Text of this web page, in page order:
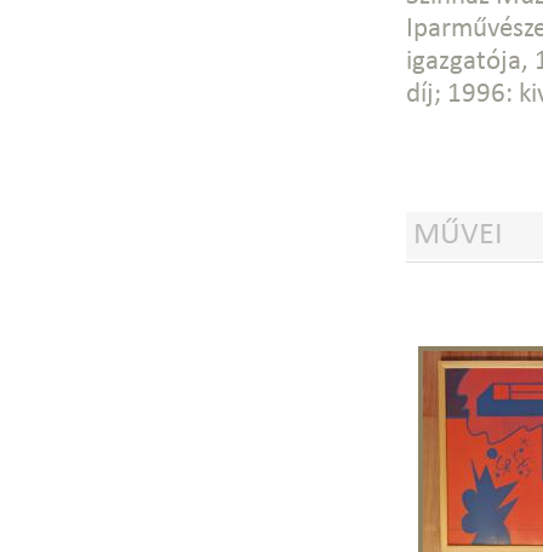
igazgatója,
díj; 1996:
MŰVEI